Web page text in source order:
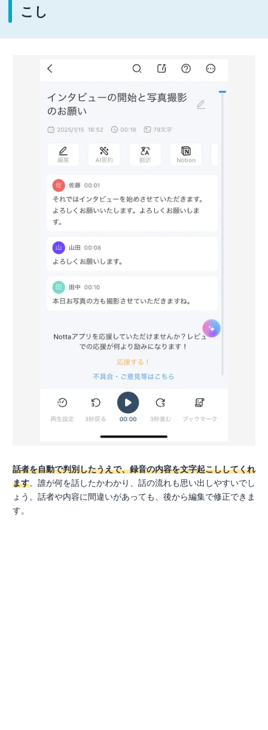
こし
話者を自動で判別したうえで、録音の内容を文字起こししてくれ
ます。誰が何を話したかわかり、話の流れも思い出しやすいでし
ょう。話者や内容に間違いがあっても、後から編集で修正できま
す。